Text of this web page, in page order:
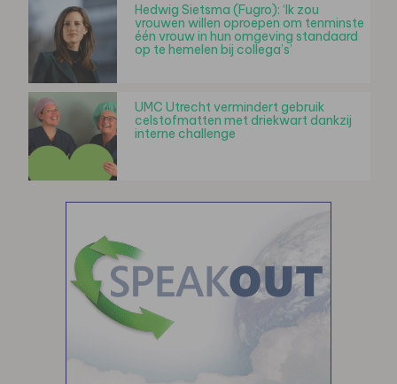
Hedwig Sietsma (Fugro): ‘Ik zou
vrouwen willen oproepen om tenminste
één vrouw in hun omgeving standaard
op te hemelen bij collega’s’
UMC Utrecht vermindert gebruik
celstofmatten met driekwart dankzij
interne challenge